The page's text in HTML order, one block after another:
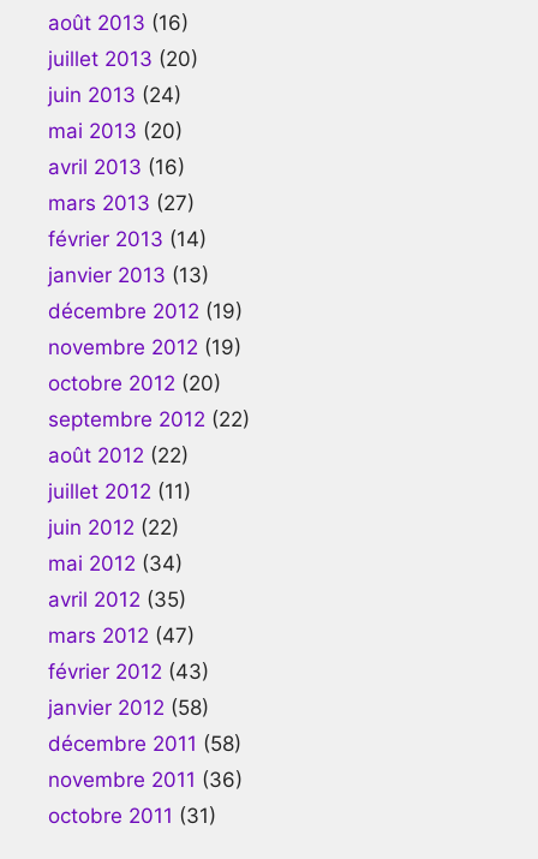
août 2013 (16)
juillet 2013 (20)
juin 2013 (24)
mai 2013 (20)
avril 2013 (16)
mars 2013 (27)
février 2013 (14)
janvier 2013 (13)
décembre 2012 (19)
novembre 2012 (19)
octobre 2012 (20)
septembre 2012 (22)
août 2012 (22)
juillet 2012 (11)
juin 2012 (22)
mai 2012 (34)
avril 2012 (35)
mars 2012 (47)
février 2012 (43)
janvier 2012 (58)
décembre 2011 (58)
novembre 2011 (36)
octobre 2011 (31)